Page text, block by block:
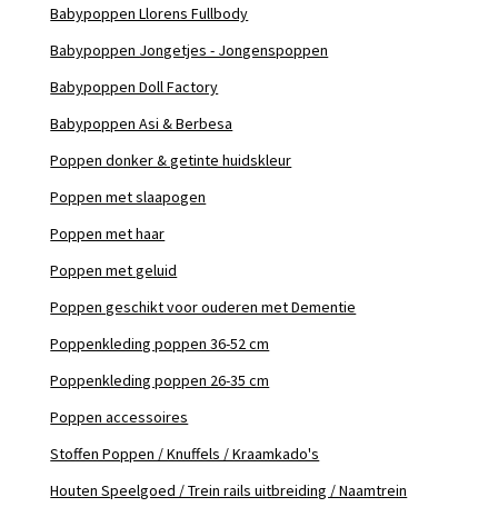
Babypoppen Llorens Fullbody
Babypoppen Jongetjes - Jongenspoppen
Babypoppen Doll Factory
Babypoppen Asi & Berbesa
Poppen donker & getinte huidskleur
Poppen met slaapogen
Poppen met haar
Poppen met geluid
Poppen geschikt voor ouderen met Dementie
Poppenkleding poppen 36-52 cm
Poppenkleding poppen 26-35 cm
Poppen accessoires
Stoffen Poppen / Knuffels / Kraamkado's
Houten Speelgoed / Trein rails uitbreiding / Naamtrein